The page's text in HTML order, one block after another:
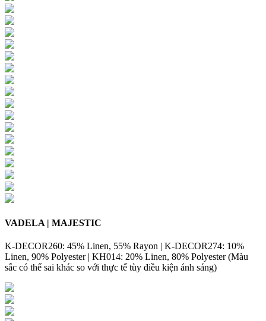
VADELA | MAJESTIC
K-DECOR260: 45% Linen, 55% Rayon | K-DECOR274: 10%
Linen, 90% Polyester | KH014: 20% Linen, 80% Polyester (Màu
sắc có thể sai khác so với thực tế tùy điều kiện ánh sáng)